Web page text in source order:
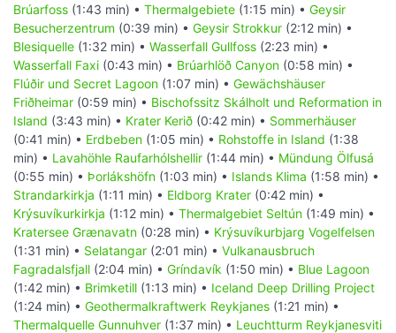
Brúarfoss (1:43 min) • Thermalgebiete (1:15 min) • Geysir
Besucherzentrum (0:39 min) • Geysir Strokkur (2:12 min) •
Blesiquelle (1:32 min) • Wasserfall Gullfoss (2:23 min) •
Wasserfall Faxi (0:43 min) • Brúarhlöð Canyon (0:58 min) •
Flúðir und Secret Lagoon (1:07 min) • Gewächshäuser
Friðheimar (0:59 min) • Bischofssitz Skálholt und Reformation in
Island (3:43 min) • Krater Kerið (0:42 min) • Sommerhäuser
(0:41 min) • Erdbeben (1:05 min) • Rohstoffe in Island (1:38
min) • Lavahöhle Raufarhólshellir (1:44 min) • Mündung Ölfusá
(0:55 min) • Þorlákshöfn (1:03 min) • Islands Klima (1:58 min) •
Strandarkirkja (1:11 min) • Eldborg Krater (0:42 min) •
Krýsuvíkurkirkja (1:12 min) • Thermalgebiet Seltún (1:49 min) •
Kratersee Grænavatn (0:28 min) • Krýsuvíkurbjarg Vogelfelsen
(1:31 min) • Selatangar (2:01 min) • Vulkanausbruch
Fagradalsfjall (2:04 min) • Gríndavík (1:50 min) • Blue Lagoon
(1:42 min) • Brimketill (1:13 min) • Iceland Deep Drilling Project
(1:24 min) • Geothermalkraftwerk Reykjanes (1:21 min) •
Thermalquelle Gunnuhver (1:37 min) • Leuchtturm Reykjanesviti